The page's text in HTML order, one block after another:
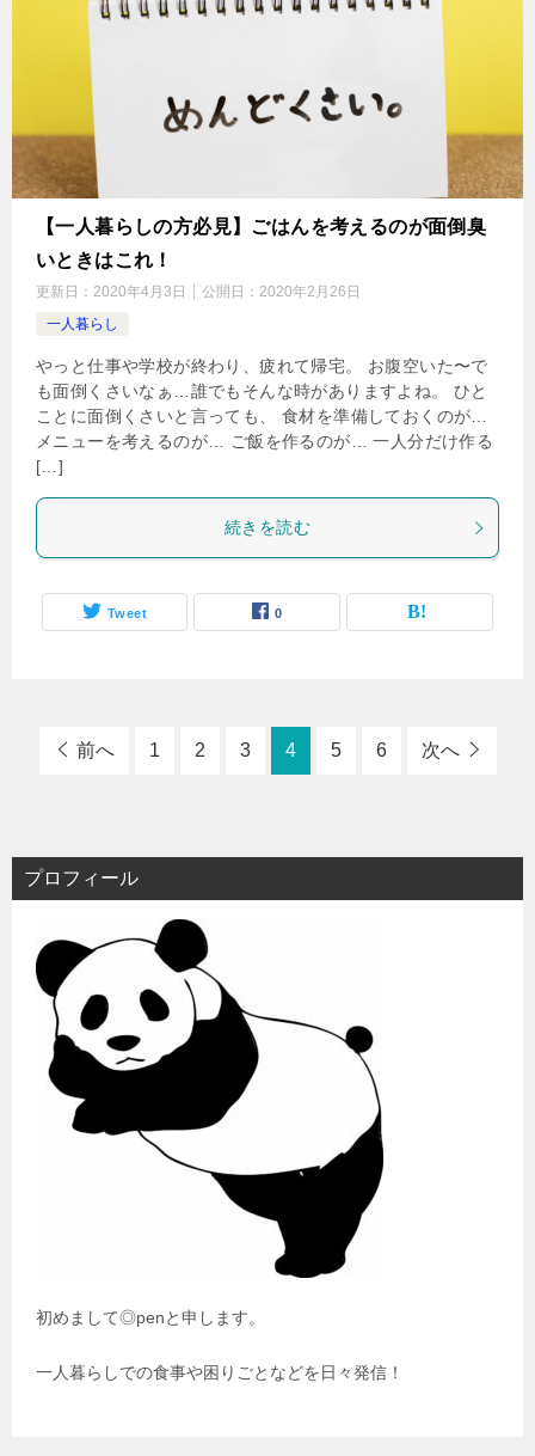
【一人暮らしの方必見】ごはんを考えるのが面倒臭
いときはこれ！
更新日： 2020年4月3日 公開日： 2020年2月26日
一人暮らし
やっと仕事や学校が終わり、疲れて帰宅。 お腹空いた〜で
も面倒くさいなぁ…誰でもそんな時がありますよね。 ひと
ことに面倒くさいと言っても、 食材を準備しておくのが…
メニューを考えるのが… ご飯を作るのが… 一人分だけ作る
[…]
続きを読む
Tweet 0
前へ 1 2 3 4 5 6 次へ
プロフィール
初めまして◎penと申します。
一人暮らしでの食事や困りごとなどを日々発信！